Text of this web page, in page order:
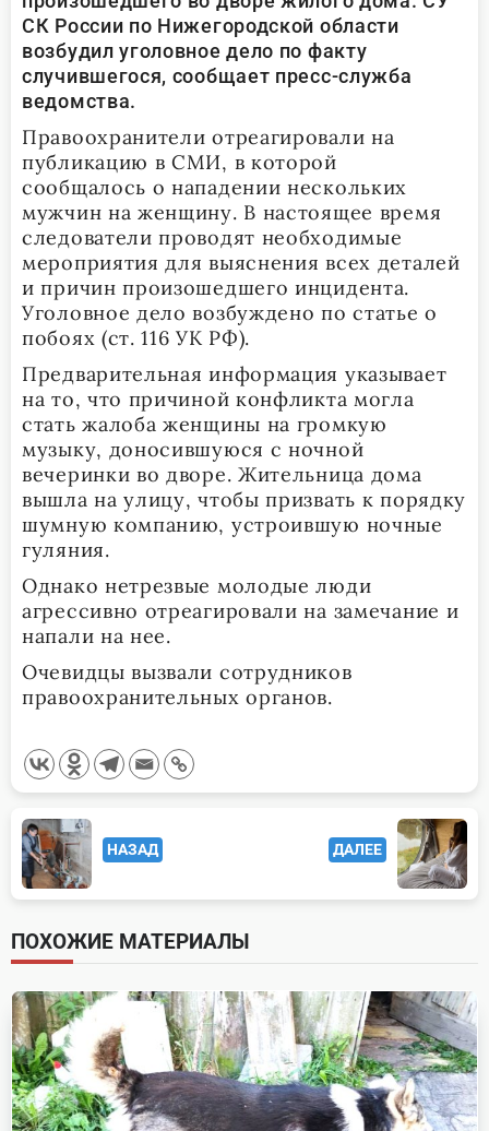
СК России по Нижегородской области
возбудил уголовное дело по факту
случившегося, сообщает пресс-служба
ведомства.
Правоохранители отреагировали на
публикацию в СМИ, в которой
сообщалось о нападении нескольких
мужчин на женщину. В настоящее время
следователи проводят необходимые
мероприятия для выяснения всех деталей
и причин произошедшего инцидента.
Уголовное дело возбуждено по статье о
побоях (ст. 116 УК РФ).
Предварительная информация указывает
на то, что причиной конфликта могла
стать жалоба женщины на громкую
музыку, доносившуюся с ночной
вечеринки во дворе. Жительница дома
вышла на улицу, чтобы призвать к порядку
шумную компанию, устроившую ночные
гуляния.
Однако нетрезвые молодые люди
агрессивно отреагировали на замечание и
напали на нее.
Очевидцы вызвали сотрудников
правоохранительных органов.
<span
class="nav-
subtitle
screen-
reader-
text">Page</span>
НАЗАД ДАЛЕЕ
ПОХОЖИЕ МАТЕРИАЛЫ